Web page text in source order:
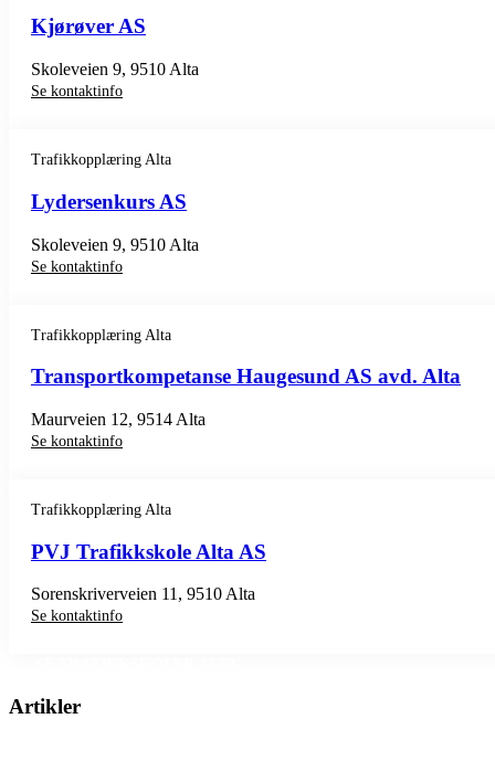
Kjørøver AS
Skoleveien 9, 9510 Alta
Se kontaktinfo
Trafikkopplæring Alta
Lydersenkurs AS
Skoleveien 9, 9510 Alta
Se kontaktinfo
Trafikkopplæring Alta
Transportkompetanse Haugesund AS avd. Alta
Maurveien 12, 9514 Alta
Se kontaktinfo
Trafikkopplæring Alta
PVJ Trafikkskole Alta AS
Sorenskriverveien 11, 9510 Alta
Se kontaktinfo
Artikler